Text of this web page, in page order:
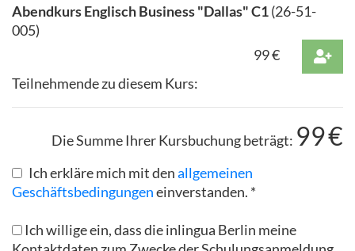
Abendkurs Englisch Business "Dallas" C1(26-51-
005)
99€
Teilnehmende zu diesem Kurs:
Die Summe Ihrer Kursbuchung beträgt: 99€
Ich erkläre mich mit denallgemeinen
Geschäftsbedingungeneinverstanden. *
Ich willige ein, dass die inlingua Berlin meine